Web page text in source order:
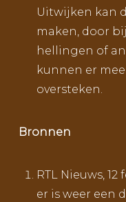
Uitwijken kan
maken, door
hellingen of
kunnen er
oversteken.
Bronnen
RTL Nieuws,
er is weer een